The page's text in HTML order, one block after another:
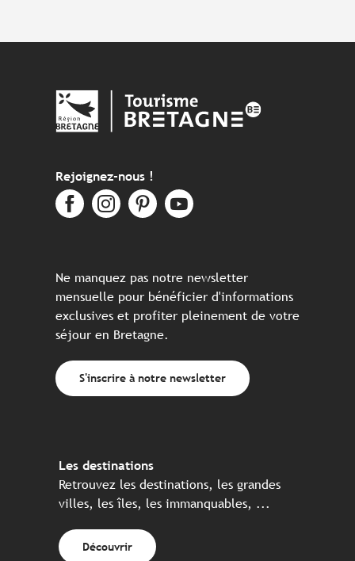
Rejoignez-nous !
Ne manquez pas notre newsletter
mensuelle pour bénéficier d'informations
exclusives et profiter pleinement de votre
séjour en Bretagne.
S'inscrire à notre newsletter
Les destinations
Retrouvez les destinations, les grandes
villes, les îles, les immanquables, ...
Découvrir